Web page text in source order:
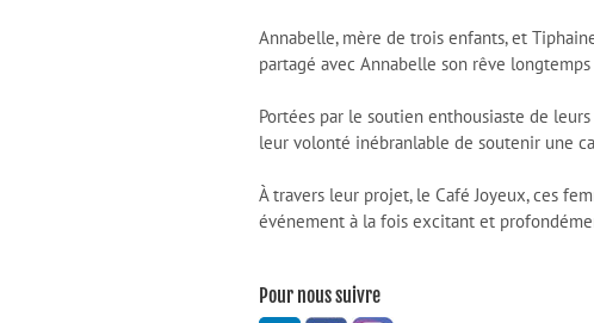
Annabelle, mère de trois enfants, et
partagé avec Annabelle son rêve
Portées par le soutien enthousiaste de
leur volonté inébranlable de soutenir une
À travers leur projet, le Café Joyeux, ces
événement à la fois excitant et
Pour nous suivre